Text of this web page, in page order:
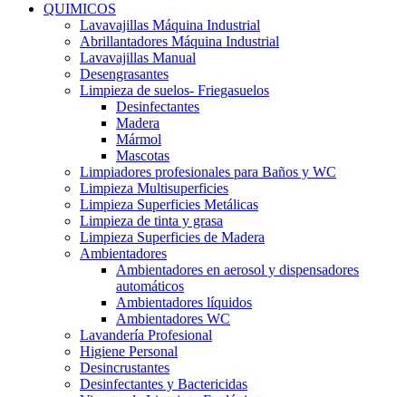
QUIMICOS
Lavavajillas Máquina Industrial
Abrillantadores Máquina Industrial
Lavavajillas Manual
Desengrasantes
Limpieza de suelos- Friegasuelos
Desinfectantes
Madera
Mármol
Mascotas
Limpiadores profesionales para Baños y WC
Limpieza Multisuperficies
Limpieza Superficies Metálicas
Limpieza de tinta y grasa
Limpieza Superficies de Madera
Ambientadores
Ambientadores en aerosol y dispensadores
automáticos
Ambientadores líquidos
Ambientadores WC
Lavandería Profesional
Higiene Personal
Desincrustantes
Desinfectantes y Bactericidas